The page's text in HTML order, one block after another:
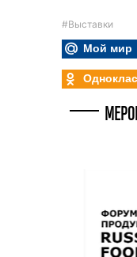
#Выставки
Мой мир